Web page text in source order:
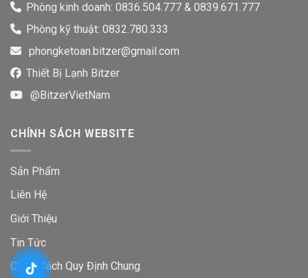
Phòng kinh doanh: 0836.504.777 & 0839.671.777
Phòng kỹ thuật: 0832.780.333
phongketoan.bitzer@gmail.com
Thiết Bị Lạnh Bitzer
@BitzerVietNam
CHÍNH SÁCH WEBSITE
Sản Phẩm
Liên Hệ
Giới Thiệu
Tin Tức
Chính Sách Quy Định Chung